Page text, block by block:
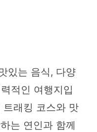
있는 음식, 다양
적인 여행지입
트래킹 코스와 맛
는 연인과 함께